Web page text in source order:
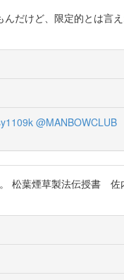
だけど、限定的とは言
@MANBOWCLUB
松葉煙草製法伝授書 佐